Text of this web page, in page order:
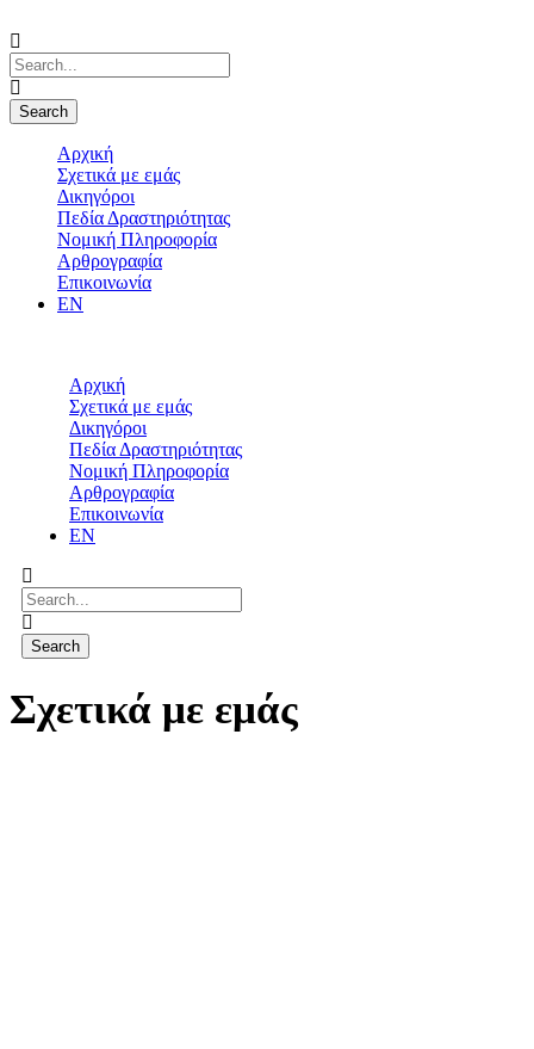
Αρχική
Σχετικά με εμάς
Δικηγόροι
Πεδία Δραστηριότητας
Νομική Πληροφορία
Αρθρογραφία
Επικοινωνία
EN
Αρχική
Σχετικά με εμάς
Δικηγόροι
Πεδία Δραστηριότητας
Νομική Πληροφορία
Αρθρογραφία
Επικοινωνία
EN
Σχετικά με εμάς